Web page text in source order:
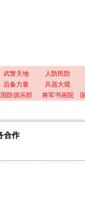
武警天地 人防民防
后备力量 兵器大观
国防俱乐部 将军书画院
合作